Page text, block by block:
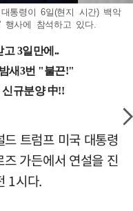
통령이 6일(현지 시간) 백악
사에 참석하고 있다.
트럼프 미국 대통령
가든에서 연설을 진
1시다.